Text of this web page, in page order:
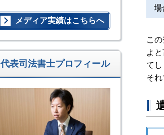
場
こ
よ
てし
そ
メディア実績はこちらへ
代表司法書士プロフィール